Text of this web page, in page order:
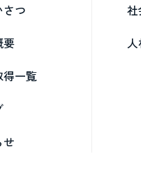
さつ
要
得一覧
せ
社